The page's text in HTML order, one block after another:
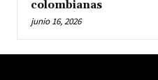
colombianas
junio 16, 2026